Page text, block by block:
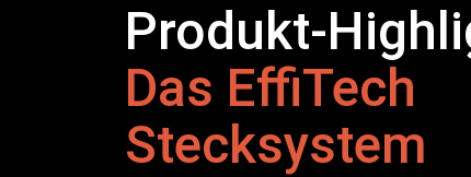
Produkt-
Das EffiTech
Stecksystem